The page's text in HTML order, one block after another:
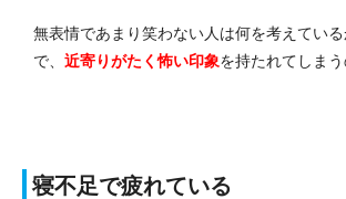
無表情であまり笑わない人は何を考えてい
で、 近寄りがたく怖い印象を持たれてしまう
寝不足で疲れている